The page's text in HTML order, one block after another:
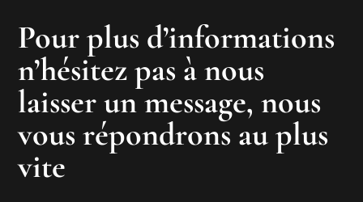
Pour plus d’informations
n’hésitez pas à nous
laisser un message, nous
vous répondrons au plus
vite